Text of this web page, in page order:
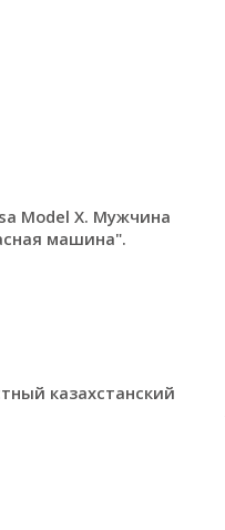
Model X. Мужчина
машина".
казахстанский